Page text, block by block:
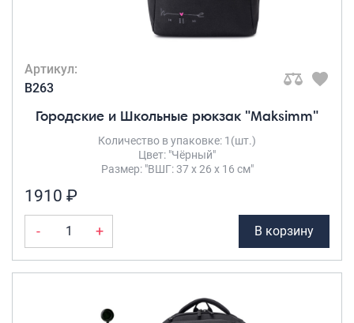
Артикул:
B263
Городские и Школьные рюкзак "Maksimm"
Количество в упаковке: 1(шт.)
Цвет: "Чёрный"
Размер: "ВШГ: 37 х 26 х 16 см"
1910 ₽
- + В корзину